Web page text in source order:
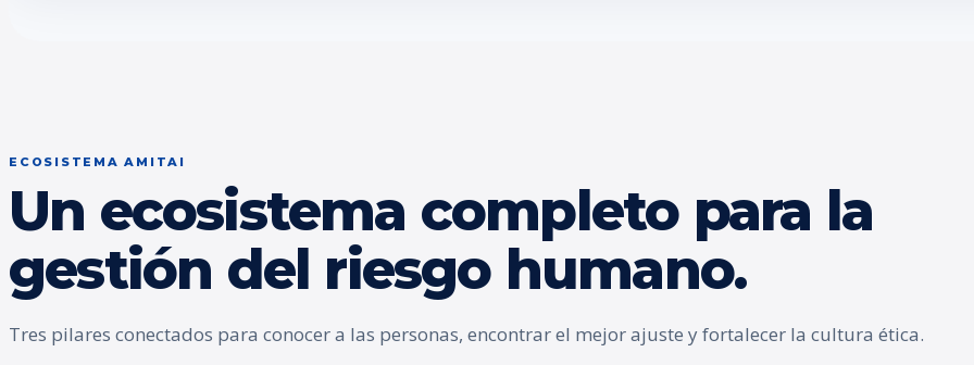
ECOSISTEMA AMITAI
Un ecosistema completo para la
gestión del riesgo humano.
Tres pilares conectados para conocer a las personas, encontrar el mejor ajuste y fortalecer la cultura ética.